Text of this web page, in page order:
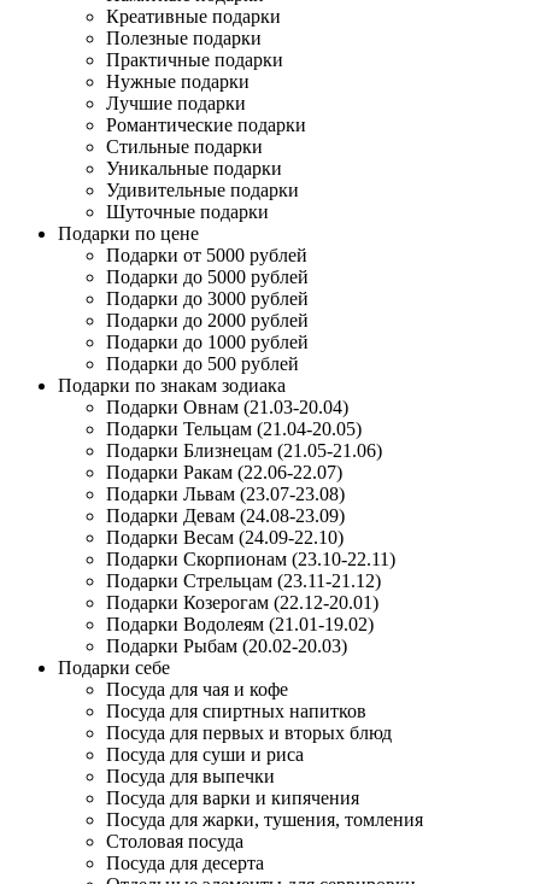
Креативные подарки
Полезные подарки
Практичные подарки
Нужные подарки
Лучшие подарки
Романтические подарки
Стильные подарки
Уникальные подарки
Удивительные подарки
Шуточные подарки
Подарки по цене
Подарки от 5000 рублей
Подарки до 5000 рублей
Подарки до 3000 рублей
Подарки до 2000 рублей
Подарки до 1000 рублей
Подарки до 500 рублей
Подарки по знакам зодиака
Подарки Овнам (21.03-20.04)
Подарки Тельцам (21.04-20.05)
Подарки Близнецам (21.05-21.06)
Подарки Ракам (22.06-22.07)
Подарки Львам (23.07-23.08)
Подарки Девам (24.08-23.09)
Подарки Весам (24.09-22.10)
Подарки Скорпионам (23.10-22.11)
Подарки Стрельцам (23.11-21.12)
Подарки Козерогам (22.12-20.01)
Подарки Водолеям (21.01-19.02)
Подарки Рыбам (20.02-20.03)
Подарки себе
Посуда для чая и кофе
Посуда для спиртных напитков
Посуда для первых и вторых блюд
Посуда для суши и риса
Посуда для выпечки
Посуда для варки и кипячения
Посуда для жарки, тушения, томления
Столовая посуда
Посуда для десерта